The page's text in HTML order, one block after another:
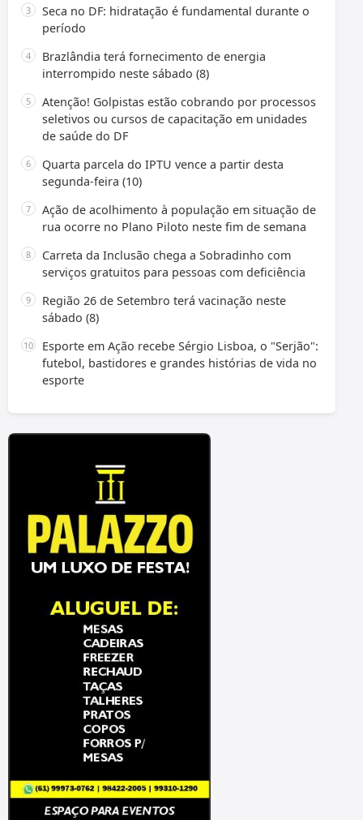
Seca no DF: hidratação é fundamental durante o
período
Brazlândia terá fornecimento de energia
interrompido neste sábado (8)
Atenção! Golpistas estão cobrando por processos
seletivos ou cursos de capacitação em unidades
de saúde do DF
Quarta parcela do IPTU vence a partir desta
segunda-feira (10)
Ação de acolhimento à população em situação de
rua ocorre no Plano Piloto neste fim de semana
Carreta da Inclusão chega a Sobradinho com
serviços gratuitos para pessoas com deficiência
Região 26 de Setembro terá vacinação neste
sábado (8)
Esporte em Ação recebe Sérgio Lisboa, o "Serjão":
futebol, bastidores e grandes histórias de vida no
esporte